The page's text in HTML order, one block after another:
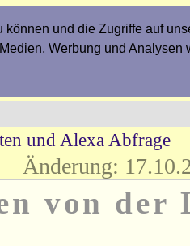
und die Zugriffe auf
Werbung und Analysen
und Alexa Abfrage
Änderung:
von der